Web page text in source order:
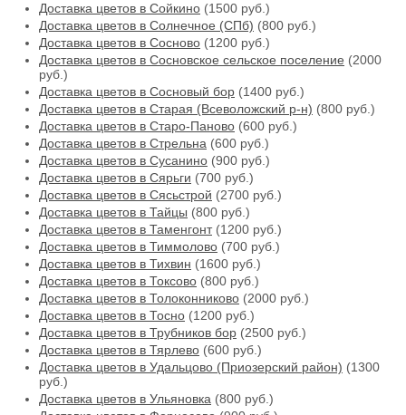
Доставка цветов в Сойкино (1500 руб.)
Доставка цветов в Солнечное (СПб) (800 руб.)
Доставка цветов в Сосново (1200 руб.)
Доставка цветов в Сосновское сельское поселение (2000
руб.)
Доставка цветов в Сосновый бор (1400 руб.)
Доставка цветов в Старая (Всеволожский р-н) (800 руб.)
Доставка цветов в Старо-Паново (600 руб.)
Доставка цветов в Стрельна (600 руб.)
Доставка цветов в Сусанино (900 руб.)
Доставка цветов в Сярьги (700 руб.)
Доставка цветов в Сясьстрой (2700 руб.)
Доставка цветов в Тайцы (800 руб.)
Доставка цветов в Таменгонт(1200 руб.)
Доставка цветов в Тиммолово (700 руб.)
Доставка цветов в Тихвин (1600 руб.)
Доставка цветов в Токсово (800 руб.)
Доставка цветов в Толоконниково (2000 руб.)
Доставка цветов в Тосно (1200 руб.)
Доставка цветов в Трубников бор (2500 руб.)
Доставка цветов в Тярлево (600 руб.)
Доставка цветов в Удальцово (Приозерский район) (1300
руб.)
Доставка цветов в Ульяновка (800 руб.)